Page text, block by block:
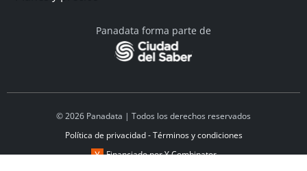
Panadata forma parte de
© 2026 Panadata | Todos los derechos reservados
Política de privacidad - Términos y condiciones
Financiado por Y Combinator